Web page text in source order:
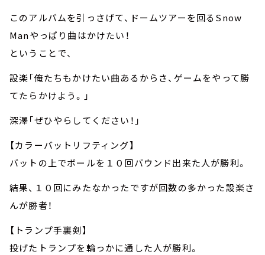
このアルバムを引っさげて、ドームツアーを回るSnow
Manやっぱり曲はかけたい！
ということで、
設楽「俺たちもかけたい曲あるからさ、ゲームをやって勝
てたらかけよう。」
深澤「ぜひやらしてください！」
【カラーバットリフティング】
バットの上でボールを１０回バウンド出来た人が勝利。
結果、１０回にみたなかったですが回数の多かった設楽さ
んが勝者！
【トランプ手裏剣】
投げたトランプを輪っかに通した人が勝利。